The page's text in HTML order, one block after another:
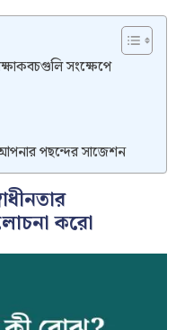
সংক্ষেপে
পছন্দের সাজেশন
করো